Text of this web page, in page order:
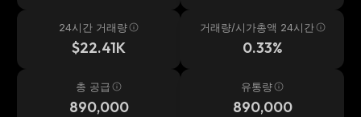
24시간 거래량
$22.41K
거래량/시가총액 24시간
0.33%
총 공급
890,000
유통량
890,000